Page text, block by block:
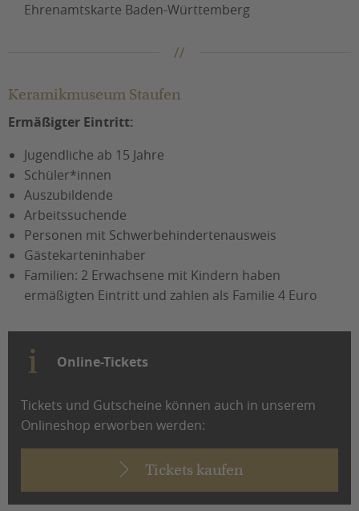
Ehrenamtskarte Baden-Württemberg
Keramikmuseum Staufen
Ermäßigter Eintritt:
Jugendliche ab 15 Jahre
Schüler*innen
Auszubildende
Arbeitssuchende
Personen mit Schwerbehindertenausweis
Gästekarteninhaber
Familien: 2 Erwachsene mit Kindern haben
ermäßigten Eintritt und zahlen als Familie 4 Euro
Online-Tickets
Tickets und Gutscheine können auch in unserem
Onlineshop erworben werden:
Tickets kaufen